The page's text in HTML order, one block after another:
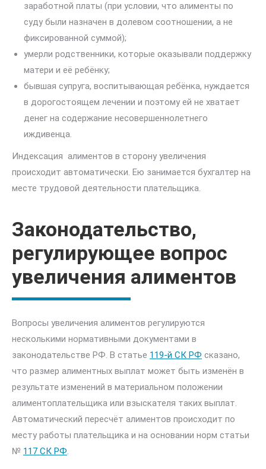
заработной платы (при условии, что алименты по
суду были назначен в долевом соотношении, а не
фиксированной суммой);
умерли родственники, которые оказывали поддержку
матери и её ребёнку;
бывшая супруга, воспитывающая ребёнка, нуждается
в дорогостоящем лечении и поэтому ей не хватает
денег на содержание несовершеннолетнего
иждивенца.
Индексация алиментов в сторону увеличения
происходит автоматически. Ею занимается бухгалтер на
месте трудовой деятельности плательщика.
Законодательство,
регулирующее вопрос
увеличения алиментов
Вопросы увеличения алиментов регулируются
несколькими нормативными документами в
законодательстве РФ. В статье 119-й СК РФ сказано,
что размер алиментных выплат может быть изменён в
результате изменений в материальном положении
алиментоплательщика или взыскателя таких выплат.
Автоматический пересчёт алиментов происходит по
месту работы плательщика и на основании норм статьи
№ 117 СК РФ.